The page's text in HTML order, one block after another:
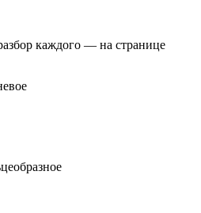
каждого — на странице